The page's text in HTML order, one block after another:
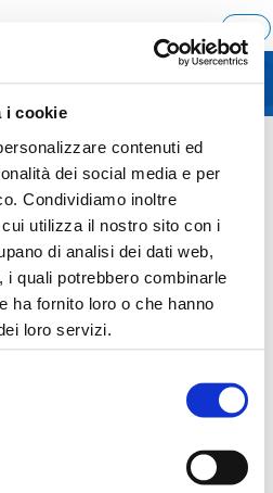
i cookie
contenuti ed
dei social media e per
Condividiamo inoltre
utilizza il nostro sito con i
di analisi dei dati web,
i quali potrebbero combinarle
ha fornito loro o che hanno
loro servizi.
Ultimo aggiornamento: 03/04/2020 12:45
2020
ENG